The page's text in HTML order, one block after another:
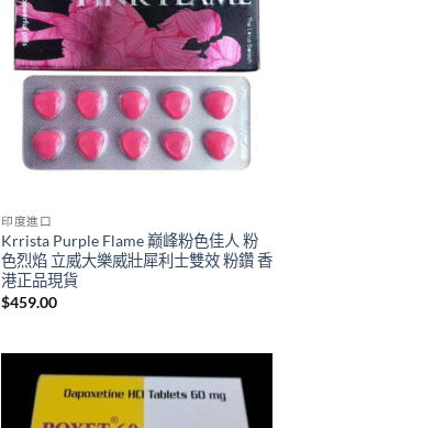
印度進口
Krrista Purple Flame 巅峰粉色佳人 粉
色烈焰 立威大樂威壯犀利士雙效 粉鑽 香
港正品現貨
$459.00